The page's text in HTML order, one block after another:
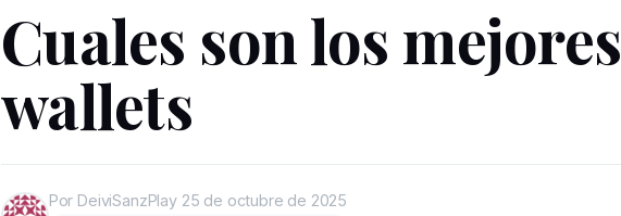
Cuales son los mejores
wallets
Por DeiviSanzPlay 25 de octubre de 2025